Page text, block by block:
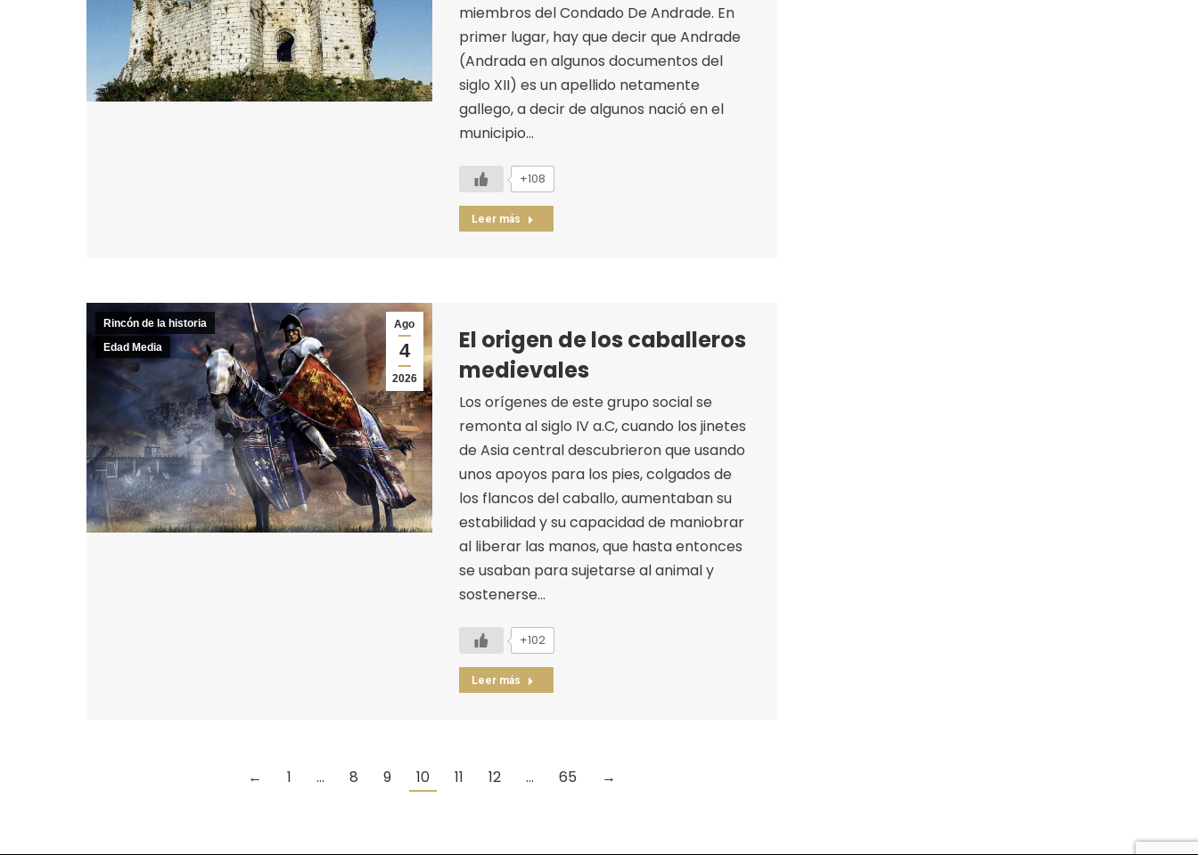
miembros del Condado De Andrade. En
primer lugar, hay que decir que Andrade
(Andrada en algunos documentos del
siglo XII) es un apellido netamente
gallego, a decir de algunos nació en el
municipio…
+108
Leer más
Ago
4
2026
Rincón de la historia
Edad Media
El origen de los caballeros
medievales
Los orígenes de este grupo social se
remonta al siglo IV a.C, cuando los jinetes
de Asia central descubrieron que usando
unos apoyos para los pies, colgados de
los flancos del caballo, aumentaban su
estabilidad y su capacidad de maniobrar
al liberar las manos, que hasta entonces
se usaban para sujetarse al animal y
sostenerse…
+102
Leer más
← 1 … 8 9 10 11 12 … 65 →